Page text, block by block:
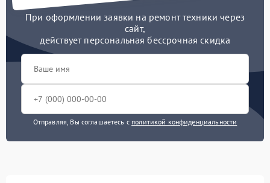
При оформлении заявки на ремонт техники через
сайт,
действует персональная бессрочная скидка
Отправляя, Вы соглашаетесь с политикой конфиденциальности